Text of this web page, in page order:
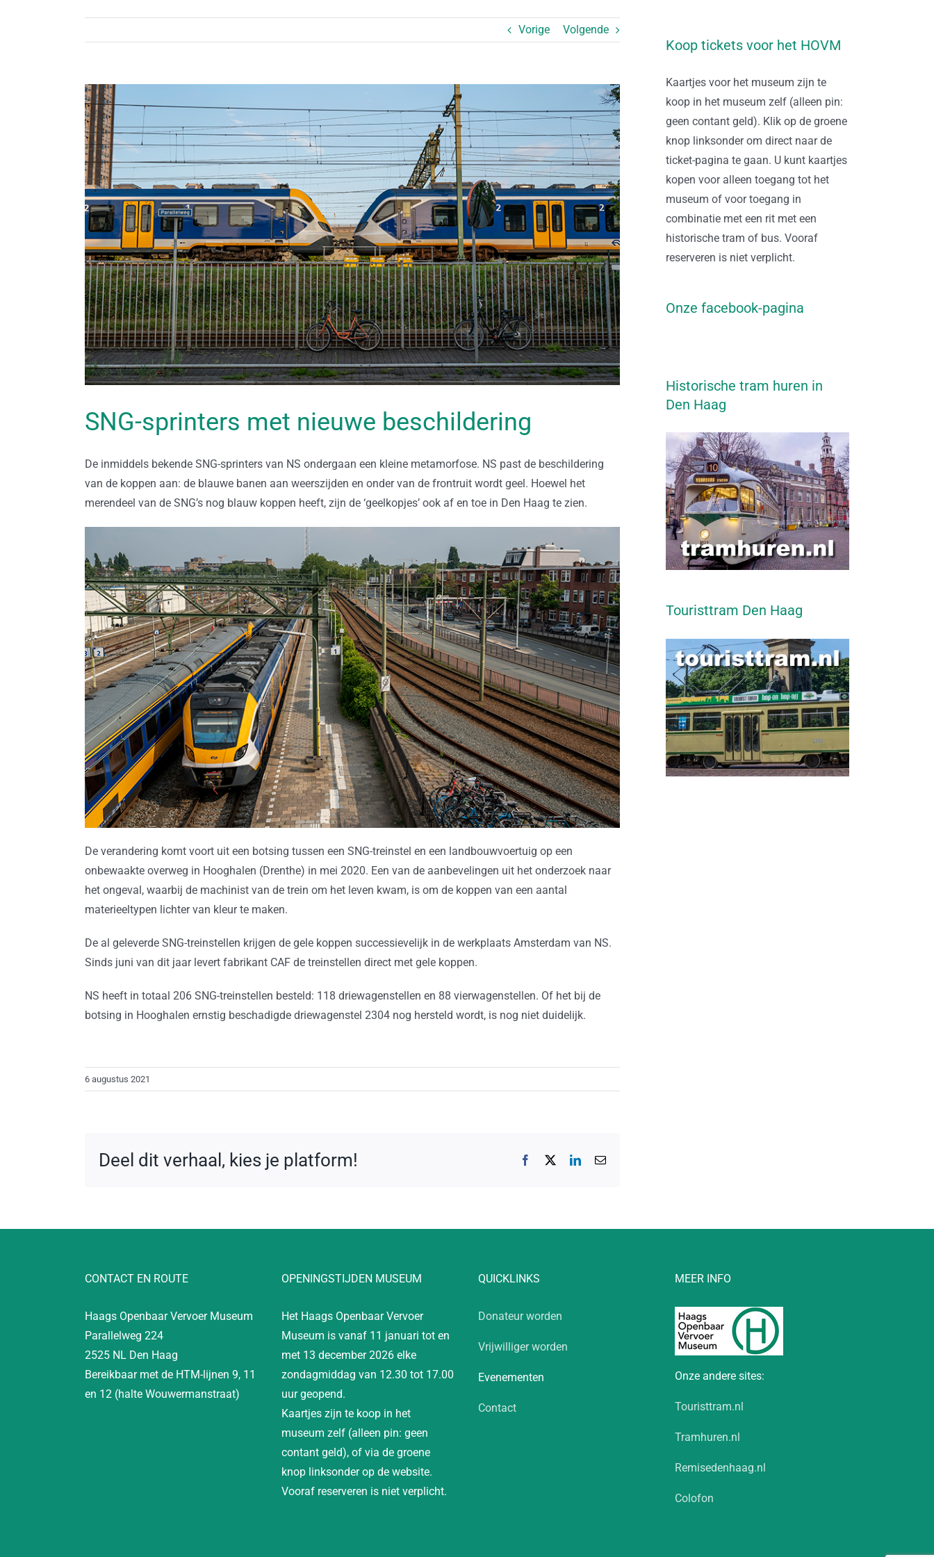
Vorige Volgende
Bekijk
grotere
afbeelding
SNG-sprinters met nieuwe beschildering
De inmiddels bekende SNG-sprinters van NS ondergaan een kleine metamorfose. NS past de beschildering
van de koppen aan: de blauwe banen aan weerszijden en onder van de frontruit wordt geel. Hoewel het
merendeel van de SNG’s nog blauw koppen heeft, zijn de ‘geelkopjes’ ook af en toe in Den Haag te zien.
De verandering komt voort uit een botsing tussen een SNG-treinstel en een landbouwvoertuig op een
onbewaakte overweg in Hooghalen (Drenthe) in mei 2020. Een van de aanbevelingen uit het onderzoek naar
het ongeval, waarbij de machinist van de trein om het leven kwam, is om de koppen van een aantal
materieeltypen lichter van kleur te maken.
De al geleverde SNG-treinstellen krijgen de gele koppen successievelijk in de werkplaats Amsterdam van NS.
Sinds juni van dit jaar levert fabrikant CAF de treinstellen direct met gele koppen.
NS heeft in totaal 206 SNG-treinstellen besteld: 118 driewagenstellen en 88 vierwagenstellen. Of het bij de
botsing in Hooghalen ernstig beschadigde driewagenstel 2304 nog hersteld wordt, is nog niet duidelijk.
6 augustus 2021
Deel dit verhaal, kies je platform! Facebook LinkedIn
E-
Koop tickets voor het HOVM
Kaartjes voor het museum zijn te
koop in het museum zelf (alleen pin:
geen contant geld). Klik op de groene
knop linksonder om direct naar de
ticket-pagina te gaan. U kunt kaartjes
kopen voor alleen toegang tot het
museum of voor toegang in
combinatie met een rit met een
historische tram of bus. Vooraf
reserveren is niet verplicht.
Onze facebook-pagina
Historische tram huren in
Den Haag
Touristtram Den Haag
CONTACT EN ROUTE
Haags Openbaar Vervoer Museum
Parallelweg 224
2525 NL Den Haag
Bereikbaar met de HTM-lijnen 9, 11
en 12 (halte Wouwermanstraat)
OPENINGSTIJDEN MUSEUM
Het Haags Openbaar Vervoer
Museum is vanaf 11 januari tot en
met 13 december 2026 elke
zondagmiddag van 12.30 tot 17.00
uur geopend.
Kaartjes zijn te koop in het
museum zelf (alleen pin: geen
contant geld), of via de groene
knop linksonder op de website.
Vooraf reserveren is niet verplicht.
QUICKLINKS
Donateur worden
Vrijwilliger worden
Evenementen
Contact
MEER INFO
Onze andere sites:
Touristtram.nl
Tramhuren.nl
Remisedenhaag.nl
Colofon